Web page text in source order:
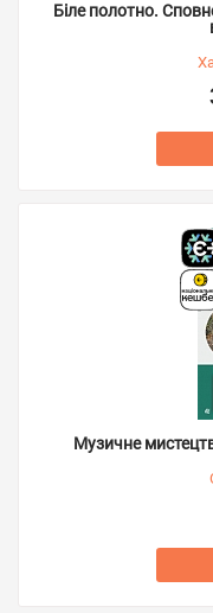
Біле полотно.
Музичне